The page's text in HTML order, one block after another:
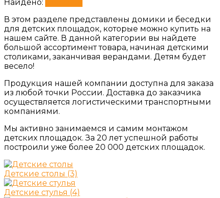
Найдено:
В этом разделе представлены домики и беседки
для детских площадок, которые можно купить на
нашем сайте. В данной категории вы найдете
большой ассортимент товара, начиная детскими
столиками, заканчивая верандами. Детям будет
весело!
Продукция нашей компании доступна для заказа
из любой точки России. Доставка до заказчика
осуществляется логистическими транспортными
компаниями.
Мы активно занимаемся и самим монтажом
детских площадок. За 20 лет успешной работы
построили уже более 20 000 детских площадок.
Детские столы (3)
Детские стулья (4)